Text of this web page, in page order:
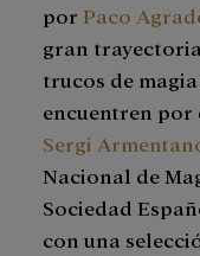
por Paco
gran
trucos de
encuentren por
Sergi
Nacional de
Sociedad
con una